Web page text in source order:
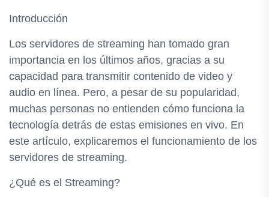
Introducción
Los servidores de streaming han tomado gran
importancia en los últimos años, gracias a su
capacidad para transmitir contenido de video y
audio en línea. Pero, a pesar de su popularidad,
muchas personas no entienden cómo funciona la
tecnología detrás de estas emisiones en vivo. En
este artículo, explicaremos el funcionamiento de los
servidores de streaming.
¿Qué es el Streaming?